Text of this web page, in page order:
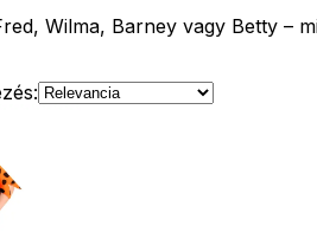
Wilma, Barney vagy Betty –